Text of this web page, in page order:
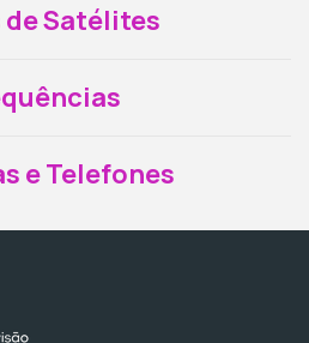
de Satélites
e Telefones